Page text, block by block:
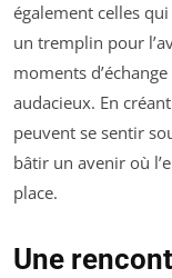
également celles
un tremplin pour
moments
audacieux. En
peuvent se sentir
bâtir un avenir où
place.
Une